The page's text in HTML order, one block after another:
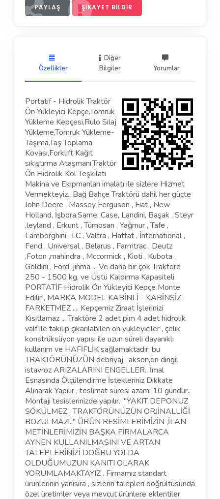
PAYLAŞ ŞIKAYET BILDIR
Özellikler
Diğer
Bilgiler
Yorumlar
Portatif - Hidrolik Traktör
Ön Yükleyici Kepçe,Tomruk
Yükleme Kepçesi,Rulo Sılaj
Yükleme,Tomruk Yükleme-
Taşıma,Taş Toplama
Kovası,Forklift Kağıt
sıkıştırma Ataşmanı,Traktör
Ön Hidrolik Kol Teşkilatı
Makina ve Ekipmanları imalatı ile sizlere Hizmet
Vermekteyiz.. Bağ Bahçe Traktörü dahil her güçte
John Deere , Massey Ferguson , Fiat , New
Holland, İşbora,Same, Case, Landini, Başak , Steyr
,leyland , Erkunt , Tümosan , Yağmur , Tafe ,
Lamborghini , LC , Valtra , Hattat , İnternational ,
Fend , Universal , Belarus , Farmtrac , Deutz
,Foton ,mahindra , Mccormick , Kioti , Kubota ,
Goldini , Ford ,jinma ... Ve daha bir çok Traktöre
250 - 1500 kg. ve Üstü Kaldırma Kapasiteli
PORTATİF Hidrolik Ön Yükleyici Kepçe Monte
Edilir , MARKA MODEL KABİNLİ - KABİNSİZ
FARKETMEZ .... Kepçemiz Ziraat İşlerinizi
Kısıtlamaz ... Traktöre 2 adet pim 4 adet hidrolik
valf ile takılıp çıkarılabilen ön yükleyiciler , çelik
konstrüksüyon yapısı ile uzun süreli dayanıklı
kullanım ve HAFİFLİK sağlamaktadır, bu
TRAKTÖRÜNÜZÜN debriyaj , akson,ön dingil
istavroz ARIZALARINI ENGELLER.. İmal
Esnasında Ölçülendirme İstekleriniz Dikkate
Alınarak Yapılır , teslimat süresi azami 10 gündür..
Montajı tesislerinizde yapılır.. ''YAKIT DEPONUZ
SÖKÜLMEZ , TRAKTÖRÜNÜZÜN ORJİNALLİĞİ
BOZULMAZ!..'' ÜRÜN RESİMLERİMİZİN ,İLAN
METİNLERİMİZİN BAŞKA FİRMALARCA
AYNEN KULLANILMASINI VE ARTAN
TALEPLERİNİZİ DOĞRU YOLDA
OLDUĞUMUZUN KANITI OLARAK
YORUMLAMAKTAYIZ . Firmamız standart
ürünlerinin yanısıra , sizlerin talepleri doğrultusunda
özel üretimler veya mevcut ürünlere eklentiler